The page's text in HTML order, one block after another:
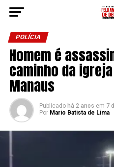
POLÍCIA
Homem é
caminho da
Manaus
Publicado há 2 anos em 7
Por Mario Batista de Lima